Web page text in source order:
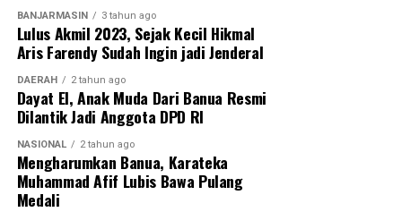
BANJARMASIN 3 tahun ago
Lulus Akmil 2023, Sejak Kecil Hikmal
Aris Farendy Sudah Ingin jadi Jenderal
DAERAH 2 tahun ago
Dayat El, Anak Muda Dari Banua Resmi
Dilantik Jadi Anggota DPD RI
NASIONAL 2 tahun ago
Mengharumkan Banua, Karateka
Muhammad Afif Lubis Bawa Pulang
Medali